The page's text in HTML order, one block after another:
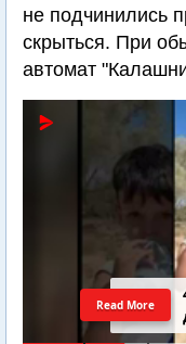
не подчинились
скрыться. При
автомат
Read More